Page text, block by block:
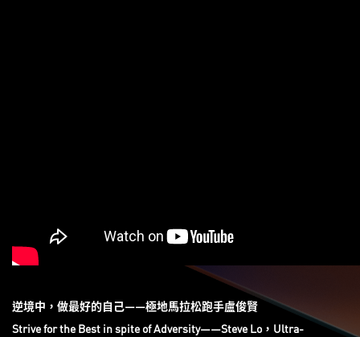
逆境中，做最好的自己——極地馬拉松跑手盧俊賢
Strive for the Best in spite of Adversity——Steve Lo，Ultra-